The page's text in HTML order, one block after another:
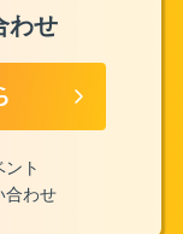
わせ
ト
合わせ